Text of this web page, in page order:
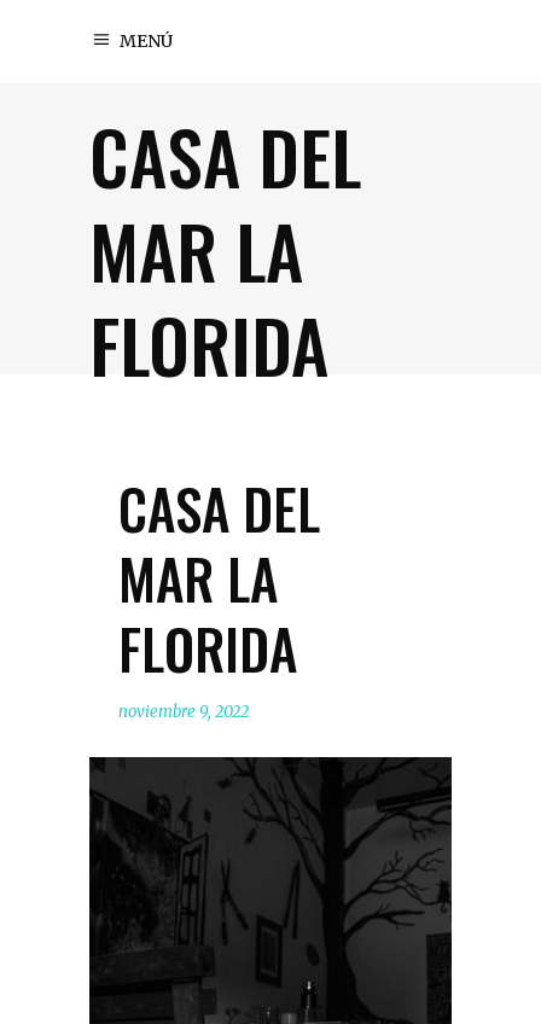
MENÚ
CASA DEL
MAR LA
FLORIDA
CASA DEL
MAR LA
FLORIDA
noviembre 9, 2022